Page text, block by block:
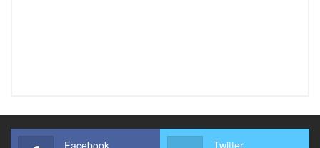
Facebook Twitter